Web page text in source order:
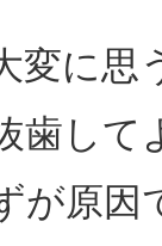
変に思
歯して
が原因